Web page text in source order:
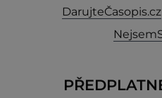
DarujteČasopis.cz